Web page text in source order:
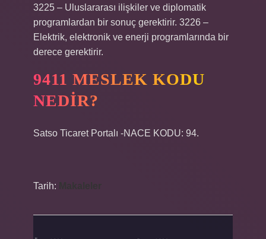
3225 – Uluslararası ilişkiler ve diplomatik
programlardan bir sonuç gerektirir. 3226 –
Elektrik, elektronik ve enerji programlarında bir
derece gerektirir.
9411 MESLEK KODU
NEDIR?
Satso Ticaret Portalı -NACE KODU: 94.
Tarih: